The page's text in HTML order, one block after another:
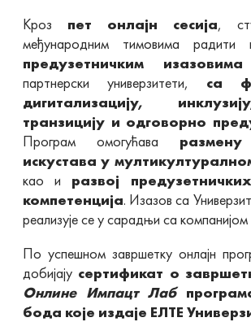
Кроз пет онлајн сесија,
међународним тимовима радити
предузетничким изазовима
партнерски универзитети, са
дигитализацију,
транзицију и одговорно
Програм омогућава
искустава у
као и развој
компетенција. Изазов са
реализује се у сарадњи са компанијом
По успешном завршетку онлајн
добијају сертификат о
Онлине Импацт Лаб
бода које издаје ЕЛТЕ